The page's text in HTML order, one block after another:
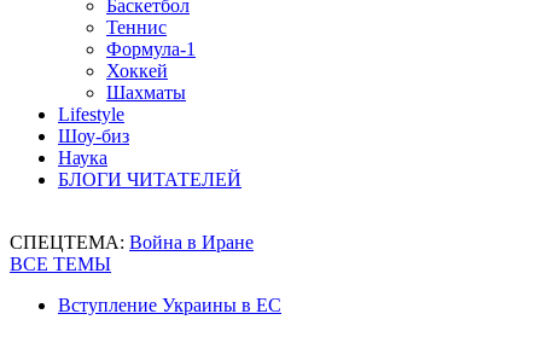
Баскетбол
Теннис
Формула-1
Хоккей
Шахматы
Lifestyle
Шоу-биз
Наука
БЛОГИ ЧИТАТЕЛЕЙ
СПЕЦТЕМА: Война в Иране
ВСЕ ТЕМЫ
Вступление Украины в ЕС